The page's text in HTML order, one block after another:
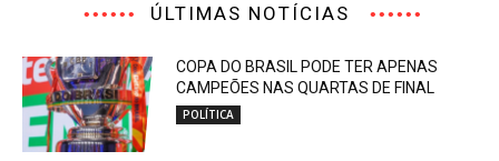
ÚLTIMAS NOTÍCIAS
COPA DO BRASIL PODE TER APENAS
CAMPEÕES NAS QUARTAS DE FINAL
POLÍTICA